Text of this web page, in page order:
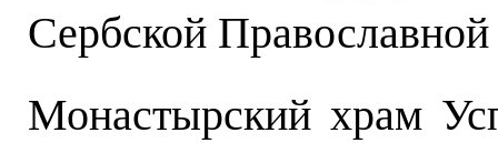
Сербской
Монастырский храм